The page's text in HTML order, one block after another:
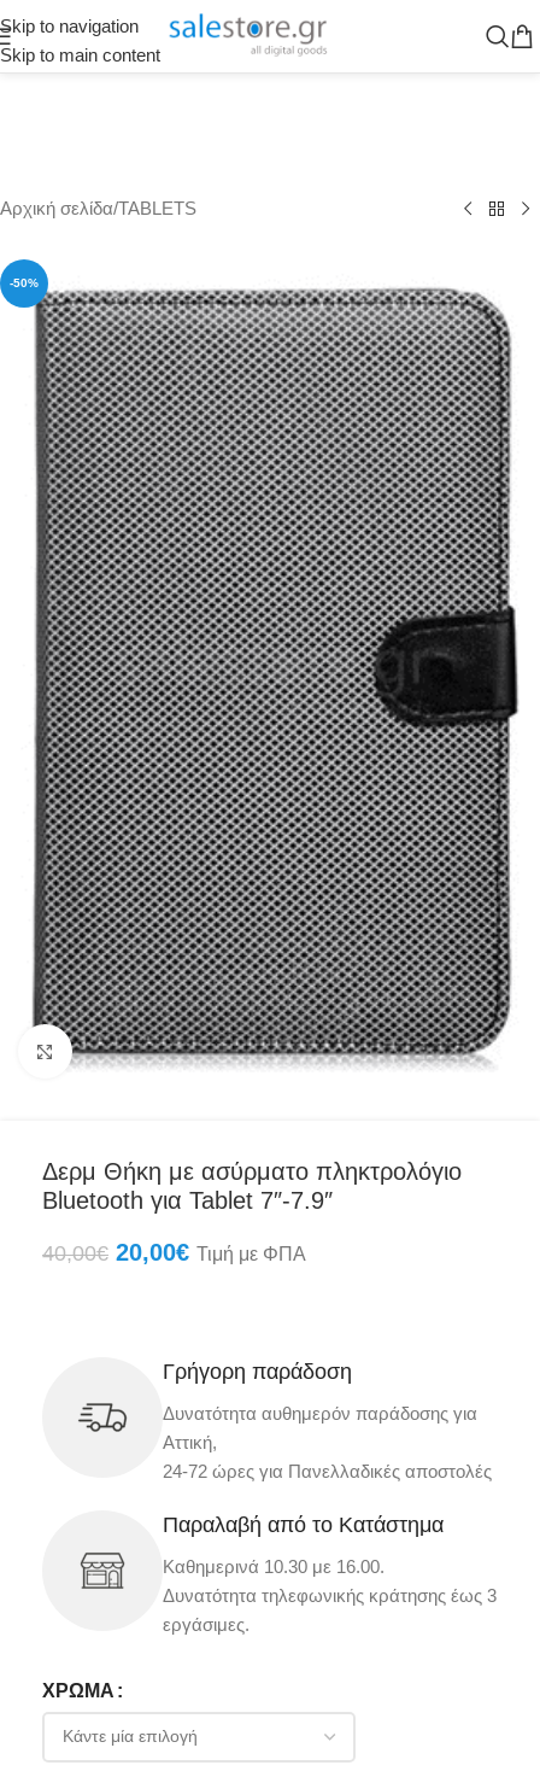
Skip to navigation
Skip to main content
Αρχική σελίδα/TABLETS
-50%
Click to enlarge
Δερμ Θήκη με ασύρματο πληκτρολόγιο
Bluetooth για Tablet 7″-7.9″
40,00€ 20,00€ Τιμή με ΦΠΑ
Γρήγορη παράδοση
Δυνατότητα αυθημερόν παράδοσης για
Αττική,
24-72 ώρες για Πανελλαδικές αποστολές
Παραλαβή από το Κατάστημα
Καθημερινά 10.30 με 16.00.
Δυνατότητα τηλεφωνικής κράτησης έως 3
εργάσιμες.
ΧΡΏΜΑ